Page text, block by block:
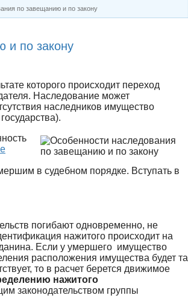
по завещанию и по закону
и по закону
которого происходит переход
Наследование может
наследников имущество
в судебном порядке. Вступать в
погибают одновременно, не
нажитого происходит на
Если у умершего имущество
расположения имущества будет та
то в расчет берется движимое
нажитого
законодательством группы